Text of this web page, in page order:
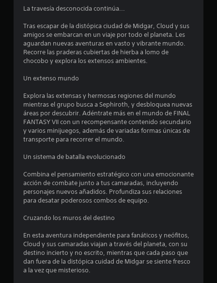
i
.
6
s
t
e
l
l
La travesía desconocida continúa...
Tras escapar de la distópica ciudad de Midgar, Cloud y sus
amigos se embarcan en un viaje por todo el planeta. Les
aguardan nuevas aventuras en vasto y vibrante mundo.
Recorre las praderas cubiertas de hierba a lomo de
chocobo y explora los extensos ambientes.
Un extenso mundo
Explora las extensas y hermosas regiones del mundo
mientras el grupo busca a Sephiroth, y desbloquea nuevas
áreas por descubrir. Adéntrate más en el mundo de FINAL
FANTASY VII con un recompensante contenido secundario
y varios minijuegos, además de variadas formas únicas de
transporte para recorrer el mundo.
Un sistema de batalla evolucionado
Combina el pensamiento estratégico con una emocionante
acción de combate junto a tus camaradas, incluyendo
personajes nuevos añadidos. Profundiza sus relaciones
para desatar poderosos combos de equipo.
Cruzando los muros del destino
En esta aventura independiente para fanáticos y neófitos,
Cloud y sus camaradas viajan a través del planeta, con su
destino incierto y no escrito, mientras que cada paso que
dan fuera de la distópica cuidad de Midgar se siente fresco
a la vez que misterioso.